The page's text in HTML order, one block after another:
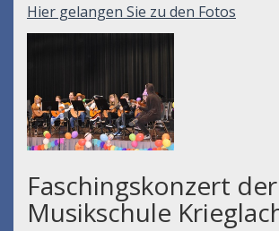
Hier gelangen Sie zu den Fotos
Faschingskonzert der
Musikschule